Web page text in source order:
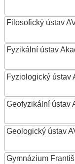
Filosofický ústav
Fyzikální ústav
Fyziologický ústav
Geofyzikální ústav
Geologický ústav
Gymnázium